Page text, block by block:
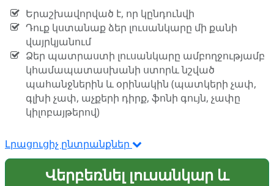
Երաշխավորված է, որ կընդունվի
Դուք կստանաք ձեր լուսանկարը մի քանի
վայրկյանում
Ձեր պատրաստի լուսանկարը ամբողջությամբ
կհամապատասխանի ստորև նշված
պահանջներին և օրինակին (պատկերի չափ,
գլխի չափ, աչքերի դիրք, ֆոնի գույն, չափը
կիլոբայթերով)
Լրացուցիչ ընտրանքներ
Վերբեռնել լուսանկար և